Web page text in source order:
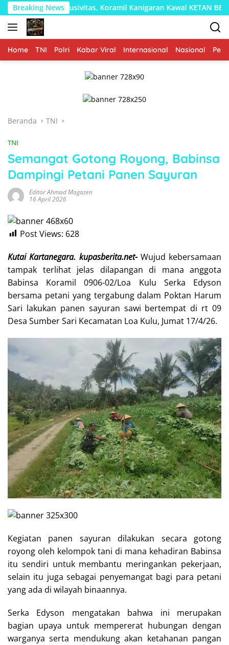
Langsung
ke
konten
Breaking News
Kondusivitas, Koramil Kanigaran Kawal KETAN BERKREASI di
Home TNI Polri Kabar Viral Internasional Nasional
Beranda TNI
TNI
Semangat Gotong Royong, Babinsa
Dampingi Petani Panen Sayuran
Editor Ahmad Magazen
16 April 2026
Post Views: 628
Kutai Kartanegara. kupasberita.net-Wujud kebersamaan
tampak terlihat jelas dilapangan di mana anggota
Babinsa Koramil 0906-02/Loa Kulu Serka Edyson
bersama petani yang tergabung dalam Poktan Harum
Sari lakukan panen sayuran sawi bertempat di rt 09
Desa Sumber Sari Kecamatan Loa Kulu, Jumat 17/4/26.
Kegiatan panen sayuran dilakukan secara gotong
royong oleh kelompok tani di mana kehadiran Babinsa
itu sendiri untuk membantu meringankan pekerjaan,
selain itu juga sebagai penyemangat bagi para petani
yang ada di wilayah binaannya.
Serka Edyson mengatakan bahwa ini merupakan
bagian upaya untuk mempererat hubungan dengan
warganya serta mendukung akan ketahanan pangan